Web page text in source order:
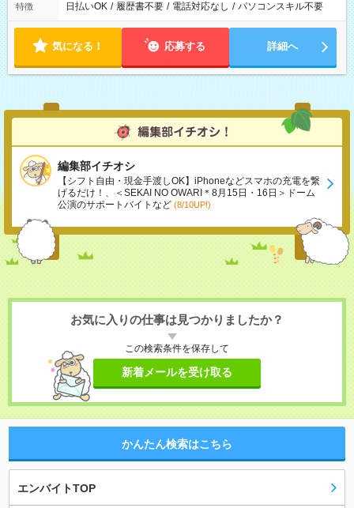
特徴 日払いOK / 履歴書不要 / 電話対応なし / パソコンスキル不要
気になる！ 応募する 詳細へ
編集部イチオシ
【シフト自由・現金手渡しOK】iPhoneなどスマホの充電を繋
げるだけ！、＜SEKAI NO OWARI＊8月15日・16日＞ドーム
公演のサポートバイトなど (8/10UP!)
お気に入りの仕事は見つかりましたか？
この検索条件を保存して
新着メールを受け取る
かんたん検索はこちら
エンバイトTOP